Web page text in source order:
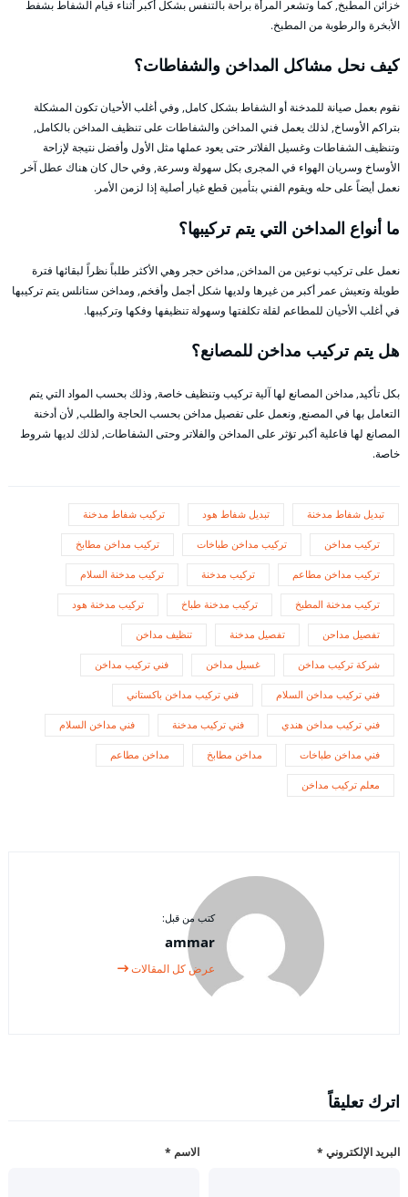
خزائن المطبخ, كما وتشعر المرأة براحة بالتنفس بشكل أكبر أثناء قيام الشفاط بشفط
الأبخرة والرطوبة من المطبخ.
كيف نحل مشاكل المداخن والشفاطات؟
نقوم بعمل صيانة للمدخنة أو الشفاط بشكل كامل, وفي أغلب الأحيان تكون المشكلة
بتراكم الأوساخ, لذلك يعمل فني المداخن والشفاطات على تنظيف المداخن بالكامل,
وتنظيف الشفاطات وغسيل الفلاتر حتى يعود عملها مثل الأول وأفضل نتيجة لإزاحة
الأوساخ وسريان الهواء في المجرى بكل سهولة وسرعة, وفي حال كان هناك عطل آخر
نعمل أيضاً على حله ويقوم الفني بتأمين قطع غيار أصلية إذا لزمن الأمر.
ما أنواع المداخن التي يتم تركيبها؟
نعمل على تركيب نوعين من المداخن, مداخن حجر وهي الأكثر طلباً نظراً لبقائها فترة
طويلة وتعيش عمر أكبر من غيرها ولديها شكل أجمل وأفخم, ومداخن ستانلس يتم تركيبها
في أغلب الأحيان للمطاعم لقلة تكلفتها وسهولة تنظيفها وفكها وتركيبها.
هل يتم تركيب مداخن للمصانع؟
بكل تأكيد, مداخن المصانع لها آلية تركيب وتنظيف خاصة, وذلك بحسب المواد التي يتم
التعامل بها في المصنع, ونعمل على تفصيل مداخن بحسب الحاجة والطلب, لأن أدخنة
المصانع لها فاعلية أكبر تؤثر على المداخن والفلاتر وحتى الشفاطات, لذلك لديها شروط
خاصة.
تبديل شفاط مدخنة تبديل شفاط هود تركيب شفاط مدخنة
تركيب مداخن تركيب مداخن طباخات تركيب مداخن مطابخ
تركيب مداخن مطاعم تركيب مدخنة تركيب مدخنة السلام
تركيب مدخنة المطبخ تركيب مدخنة طباخ تركيب مدخنة هود
تفصيل مداحن تفصيل مدخنة تنظيف مداخن
شركة تركيب مداخن غسيل مداخن فني تركيب مداخن
فني تركيب مداخن السلام فني تركيب مداخن باكستاني
فني تركيب مداخن هندي فني تركيب مدخنة فني مداخن السلام
فني مداخن طباخات مداخن مطابخ مداخن مطاعم
معلم تركيب مداخن
كتب من قبل:
ammar
عرض كل المقالات
اترك تعليقاً
الاسم * البريد الإلكتروني *